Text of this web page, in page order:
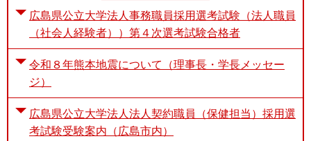
広島県公立大学法人事務職員採用選考試験（法人職員
（社会人経験者））第４次選考試験合格者
令和８年熊本地震について（理事長・学長メッセー
ジ）
広島県公立大学法人法人契約職員（保健担当）採用選
考試験受験案内（広島市内）